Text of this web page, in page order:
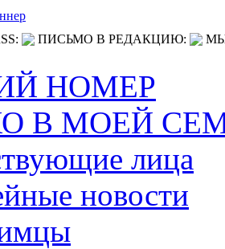
ПИСЬМО В РЕДАКЦИЮ:
НОМЕР
В МОЕЙ
лица
новости